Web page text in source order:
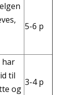
5-6 p
har
til
og
3-4 p